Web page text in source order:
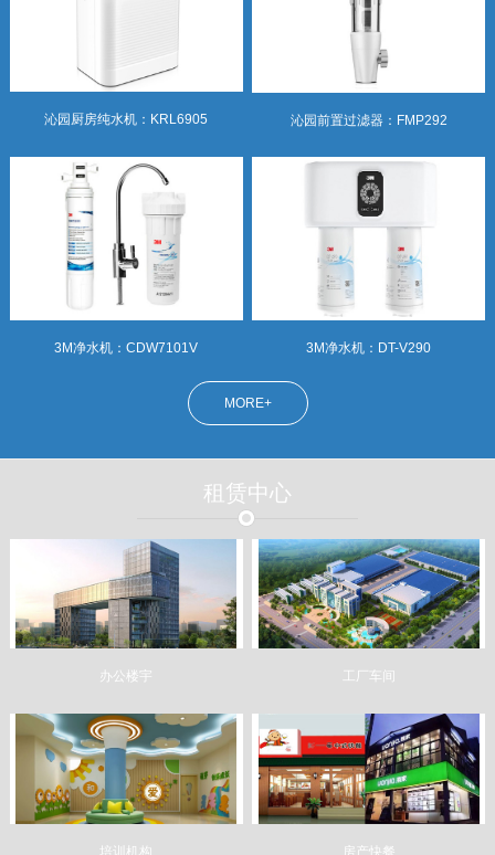
沁园厨房纯水机：KRL6905 沁园前置过滤器：FMP292
3M净水机：CDW7101V 3M净水机：DT-V290
MORE+
租赁中心
办公楼宇 工厂车间
培训机构 房产快餐